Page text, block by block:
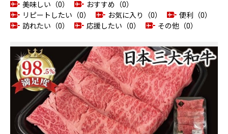
美味しい（0）
おすすめ（0）
リピートしたい（0）
お気に入り（0）
便利（0）
訪れたい（0）
応援したい（0） その他（0）